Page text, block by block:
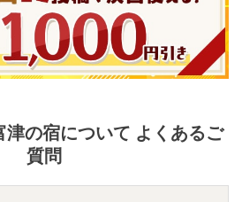
津の宿について よくあるご
質問